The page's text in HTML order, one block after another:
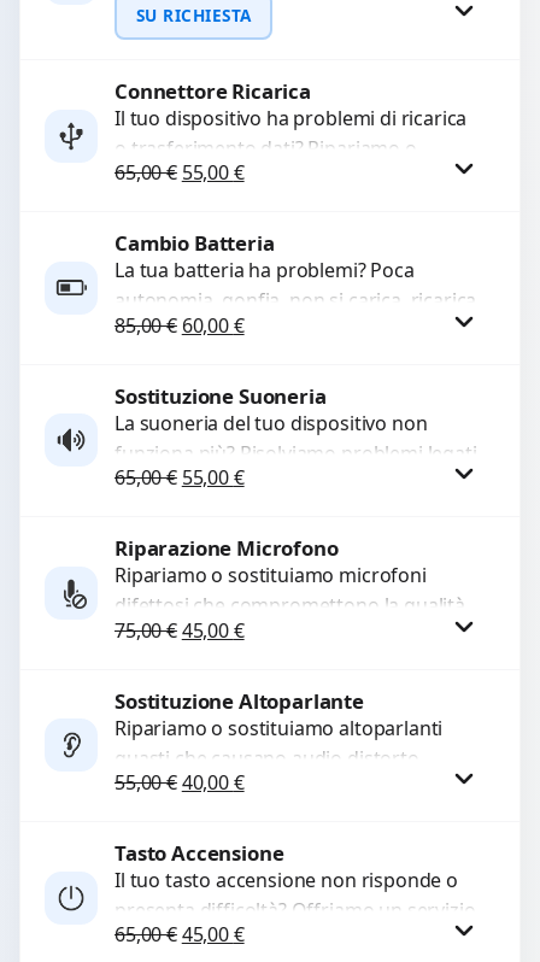
sostituiamo fotocamere guaste con
problemi come immagini sfocate, messa
SU RICHIESTA
Richiedi Preventivo
Connettore Ricarica
Il tuo dispositivo ha problemi di ricarica
o trasferimento dati? Ripariamo o
sostituiamo connettori di ricarica guasti,
65,00€ Il prezzo originale era: 65,00 €.
55,00€Il prezzo attuale è: 55,00 €.
Procedi
Cambio Batteria
La tua batteria ha problemi? Poca
autonomia, gonfia, non si carica, ricarica
lenta o cicli di ricarica esauriti?
85,00€ Il prezzo originale era: 85,00 €.
60,00€Il prezzo attuale è: 60,00 €.
Procedi
Sostituzione Suoneria
La suoneria del tuo dispositivo non
funziona più? Risolviamo problemi legati
a moduli audio difettosi con interventi
65,00€ Il prezzo originale era: 65,00 €.
55,00€Il prezzo attuale è: 55,00 €.
Procedi
Riparazione Microfono
Ripariamo o sostituiamo microfoni
difettosi che compromettono la qualità
audio delle registrazioni o delle
di...
75,00€Il prezzo originale era: 75,00 €.
45,00€Il prezzo attuale è: 45,00 €.
Procedi
Sostituzione Altoparlante
Ripariamo o sostituiamo altoparlanti
guasti che causano audio distorto,
basso o assente. Utilizziamo ricambi di
55,00€Il prezzo originale era: 55,00 €.
40,00€Il prezzo attuale è: 40,00 €.
Procedi
Tasto Accensione
Il tuo tasto accensione non risponde o
presenta difficoltà? Offriamo un servizio
professionale di riparazione o
65,00€Il prezzo originale era: 65,00 €.
45,00€Il prezzo attuale è: 45,00 €.